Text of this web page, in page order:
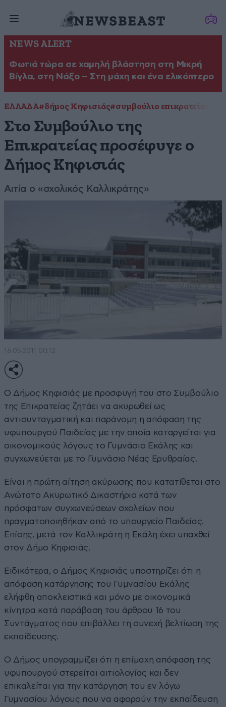
NEWS ALERT
Φωτιά τώρα σε χαμηλή βλάστηση στη Μικρή
Βίγλα, στη Νάξο – Στη μάχη και ένα ελικόπτερο
ΕΛΛΑΔΑ#δήμος Κηφισιάς#συμβούλιο επικρατείας
Στο Συμβούλιο της
Επικρατείας προσέφυγε ο
Δήμος Κηφισιάς
Αιτία ο «σχολικός Καλλικράτης»
16·05·2011 00:12
Ο Δήμος Κηφισιάς με προσφυγή του στο Συμβούλιο
της Επικρατείας ζητάει να ακυρωθεί ως
αντισυνταγματική και παράνομη η απόφαση της
υφυπουργού Παιδείας με την οποία καταργείται για
οικονομικούς λόγους το Γυμνάσιο Εκάλης και
συγχωνεύεται με το Γυμνάσιο Νέας Ερυθραίας.
Είναι η πρώτη αίτηση ακύρωσης που κατατίθεται στο
Ανώτατο Ακυρωτικό Δικαστήριο κατά των
πρόσφατων συγχωνεύσεων σχολείων που
πραγματοποιηθήκαν από το υπουργείο Παιδείας.
Επίσης, μετά τον Καλλικράτη η Εκάλη έχει υπαχθεί
στον Δήμο Κηφισιάς.
Ειδικότερα, ο Δήμος Κηφισιάς υποστηρίζει ότι η
απόφαση κατάργησης του Γυμνασίου Εκάλης
ελήφθη αποκλειστικά και μόνο με οικονομικά
κίνητρα κατά παράβαση του άρθρου 16 του
Συντάγματος που επιβάλλει τη συνεχή βελτίωση της
εκπαίδευσης.
Ο Δήμος υπογραμμίζει ότι η επίμαχη απόφαση της
υφυπουργού στερείται αιτιολογίας και δεν
επικαλείται για την κατάργηση του εν λόγω
Γυμνασίου λόγους που να αφορούν την εκπαίδευση